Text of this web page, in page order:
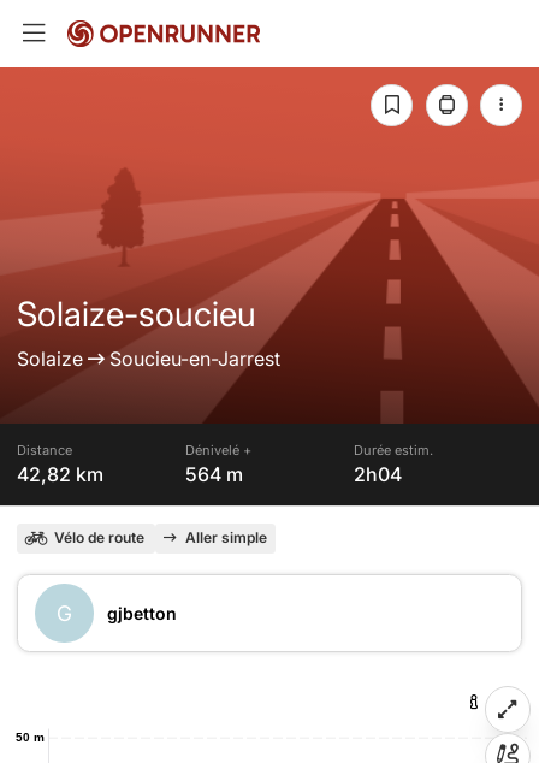
Solaize-soucieu
Solaize Soucieu-en-Jarrest
Distance
42,82 km
Dénivelé +
564 m
Durée estim.
2h04
Vélo de route Aller simple
G gjbetton
50 m